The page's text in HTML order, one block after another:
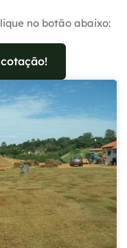
no botão abaixo: